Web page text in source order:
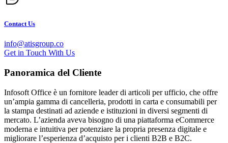
Contact Us
info@atisgroup.co
Get in Touch With Us
Panoramica del Cliente
Infosoft Office è un fornitore leader di articoli per ufficio, che offre
un’ampia gamma di cancelleria, prodotti in carta e consumabili per
la stampa destinati ad aziende e istituzioni in diversi segmenti di
mercato. L’azienda aveva bisogno di una piattaforma eCommerce
moderna e intuitiva per potenziare la propria presenza digitale e
migliorare l’esperienza d’acquisto per i clienti B2B e B2C.